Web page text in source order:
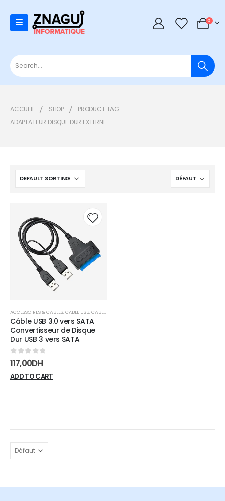
0 0
ACCUEIL SHOP
PRODUCT TAG -
ADAPTATEUR DISQUE DUR EXTERNE
wishlist
ACCESSOIRES & CÂBLES,CABLE USB,CÂBLES
Câble USB 3.0 vers SATA
Convertisseur de Disque
Dur USB 3 vers SATA
0sur 5
117,00DH
ADD TO CART